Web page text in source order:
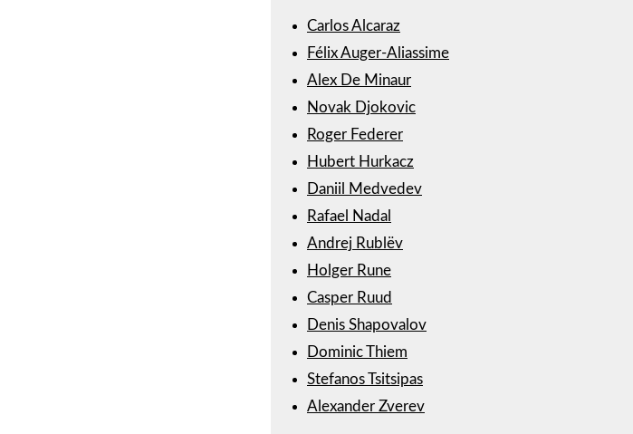
Carlos Alcaraz
Félix Auger-Aliassime
Alex De Minaur
Novak Djokovic
Roger Federer
Hubert Hurkacz
Daniil Medvedev
Rafael Nadal
Andrej Rublëv
Holger Rune
Casper Ruud
Denis Shapovalov
Dominic Thiem
Stefanos Tsitsipas
Alexander Zverev